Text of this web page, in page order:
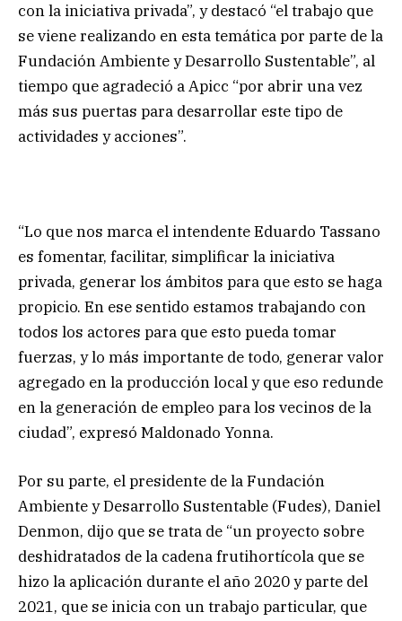
con la iniciativa privada”, y destacó “el trabajo que
se viene realizando en esta temática por parte de la
Fundación Ambiente y Desarrollo Sustentable”, al
tiempo que agradeció a Apicc “por abrir una vez
más sus puertas para desarrollar este tipo de
actividades y acciones”.
“Lo que nos marca el intendente Eduardo Tassano
es fomentar, facilitar, simplificar la iniciativa
privada, generar los ámbitos para que esto se haga
propicio. En ese sentido estamos trabajando con
todos los actores para que esto pueda tomar
fuerzas, y lo más importante de todo, generar valor
agregado en la producción local y que eso redunde
en la generación de empleo para los vecinos de la
ciudad”, expresó Maldonado Yonna.
Por su parte, el presidente de la Fundación
Ambiente y Desarrollo Sustentable (Fudes), Daniel
Denmon, dijo que se trata de “un proyecto sobre
deshidratados de la cadena frutihortícola que se
hizo la aplicación durante el año 2020 y parte del
2021, que se inicia con un trabajo particular, que